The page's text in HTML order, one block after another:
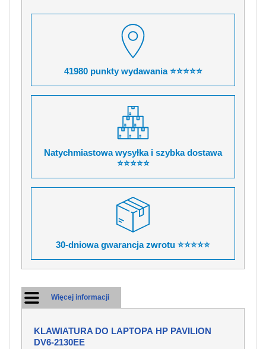
41980 punkty wydawania ⭐⭐⭐⭐⭐
Natychmiastowa wysyłka i szybka dostawa
⭐⭐⭐⭐⭐
30-dniowa gwarancja zwrotu ⭐⭐⭐⭐⭐
Więcej informacji
KLAWIATURA DO LAPTOPA HP PAVILION
DV6-2130EE